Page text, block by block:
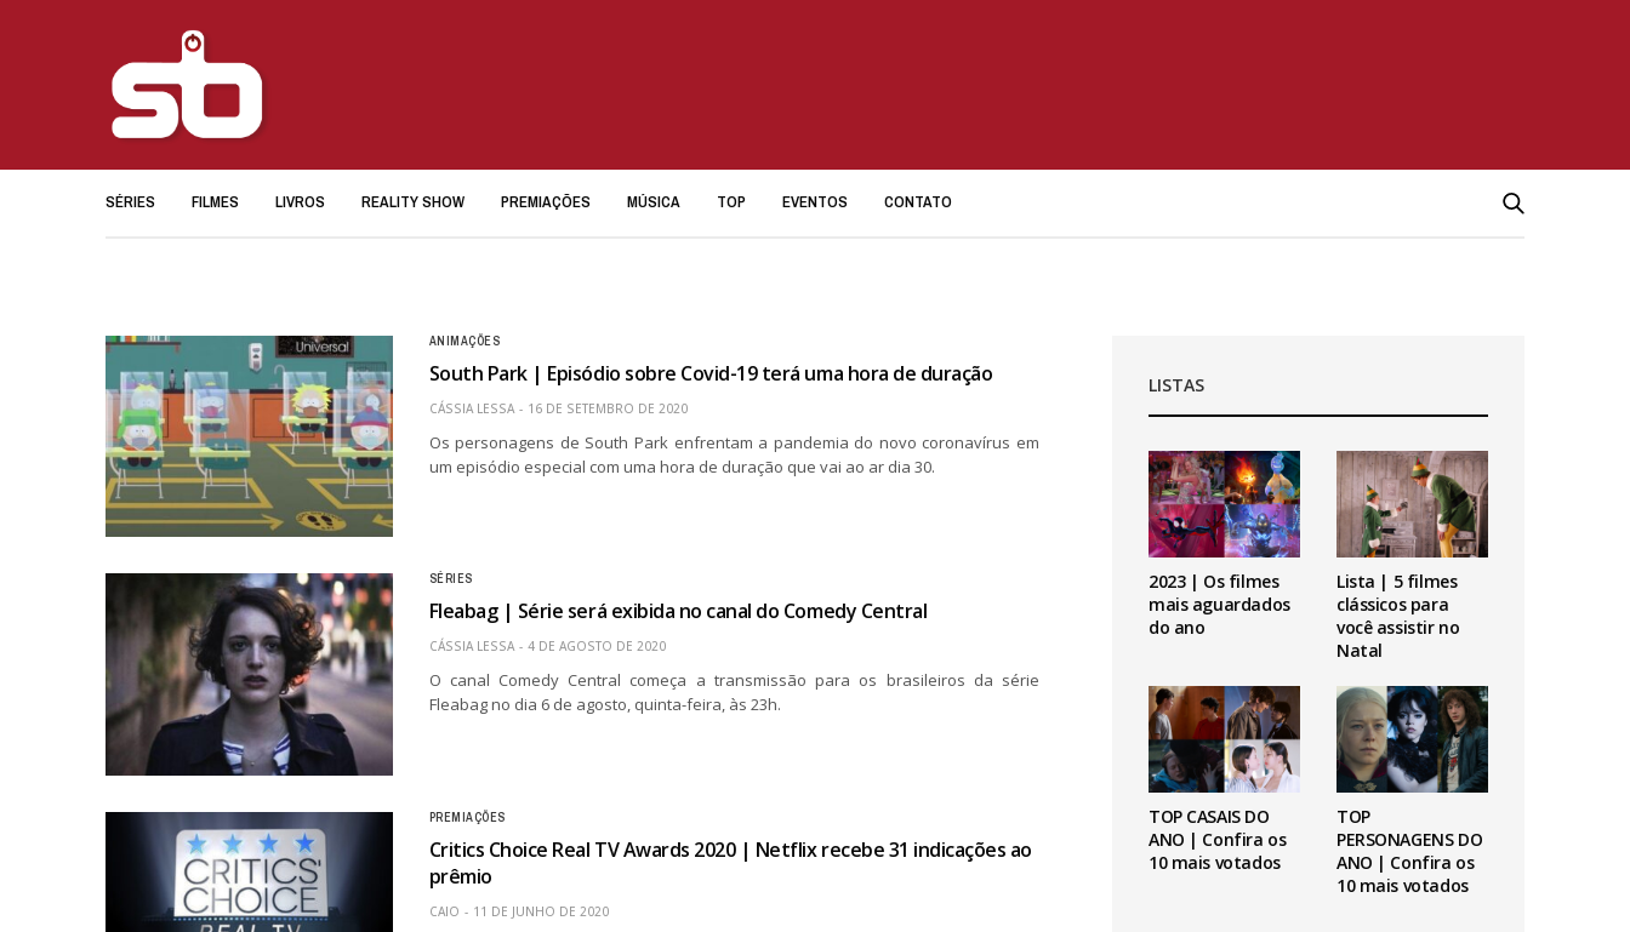
SÉRIES FILMES LIVROS REALITY SHOW PREMIAÇÕES MÚSICA TOP EVENTOS CONTATO
ANIMAÇÕES
South Park | Episódio sobre Covid-19 terá uma hora de duração
CÁSSIA LESSA 16 DE SETEMBRO DE 2020
Os personagens de South Park enfrentam a pandemia do novo coronavírus em
um episódio especial com uma hora de duração que vai ao ar dia 30.
SÉRIES
Fleabag | Série será exibida no canal do Comedy Central
CÁSSIA LESSA 4 DE AGOSTO DE 2020
O canal Comedy Central começa a transmissão para os brasileiros da série
Fleabag no dia 6 de agosto, quinta-feira, às 23h.
PREMIAÇÕES
Critics Choice Real TV Awards 2020 | Netflix recebe 31 indicações ao
prêmio
CAIO 11 DE JUNHO DE 2020
LISTAS
2023 | Os filmes
mais aguardados
do ano
Lista | 5 filmes
clássicos para
você assistir no
Natal
TOP CASAIS DO
ANO | Confira os
10 mais votados
TOP
PERSONAGENS DO
ANO | Confira os
10 mais votados